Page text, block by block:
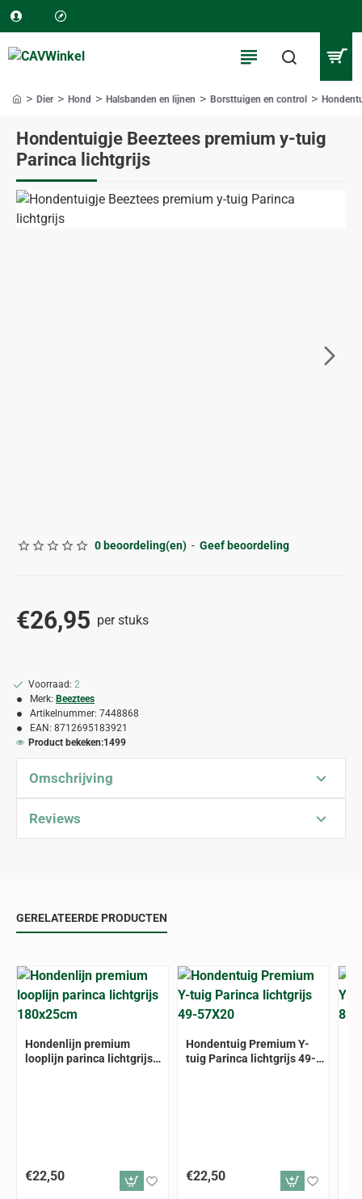
Hondentuigje Beeztees premium y-tuig
Parinca lichtgrijs
Dier Hond Halsbanden en lijnen Borsttuigen en control
0 beoordeling(en) - Geef beoordeling
€26,95 per stuks
Voorraad: 2
Merk: Beeztees
Artikelnummer: 7448868
EAN: 8712695183921
Product bekeken:1499
Omschrijving
Reviews
GERELATEERDE PRODUCTEN
Hondenlijn premium
looplijn parinca lichtgrijs
€22,50
Hondentuig Premium Y-
tuig Parinca lichtgrijs 49-
€22,50